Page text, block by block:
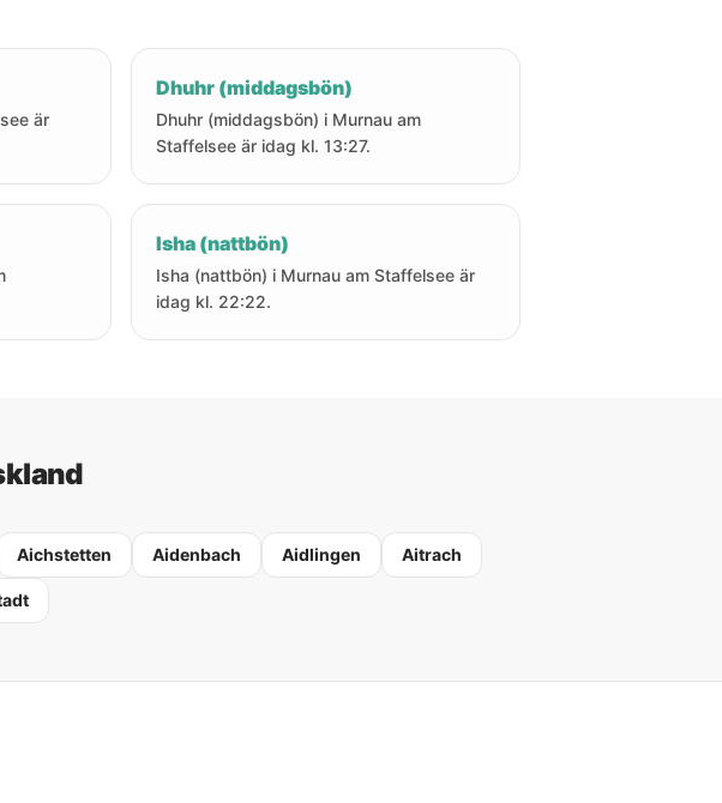
är
Dhuhr (middagsbön)
Dhuhr (middagsbön) i Murnau am
Staffelsee är idag kl. 13:27.
Isha (nattbön)
Isha (nattbön) i Murnau am Staffelsee är
idag kl. 22:22.
Aichstetten Aidenbach Aidlingen Aitrach